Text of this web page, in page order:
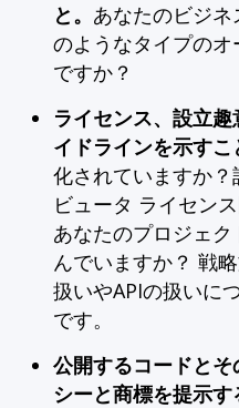
と。 あなたのビジ
のようなタイプの
ですか？
ライセンス、設立
イドラインを示すこ
化されていますか
ビュータ ライセン
あなたのプロジェ
んでいますか？ 戦
扱いやAPIの扱いに
です。
公開するコードと
シーと商標を提示す